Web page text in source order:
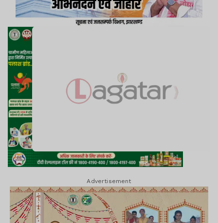
Advertisement